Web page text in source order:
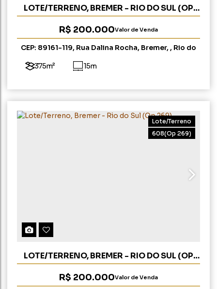
LOTE/TERRENO, BREMER - RIO DO SUL (OP
270)
R$ 200.000Valor de Venda
CEP: 89161-119, Rua Dalina Rocha, Bremer , Rio do
375m² 15m
608(Op 269)
Lote/Terreno
LOTE/TERRENO, BREMER - RIO DO SUL (OP
269)
R$ 200.000Valor de Venda